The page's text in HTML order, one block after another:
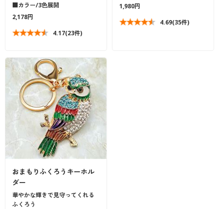
■カラー/3色展開
2,178円
4.17(23件)
1,980円
4.69(35件)
おまもりふくろうキーホル
ダー
華やかな輝きで見守ってくれる
ふくろう